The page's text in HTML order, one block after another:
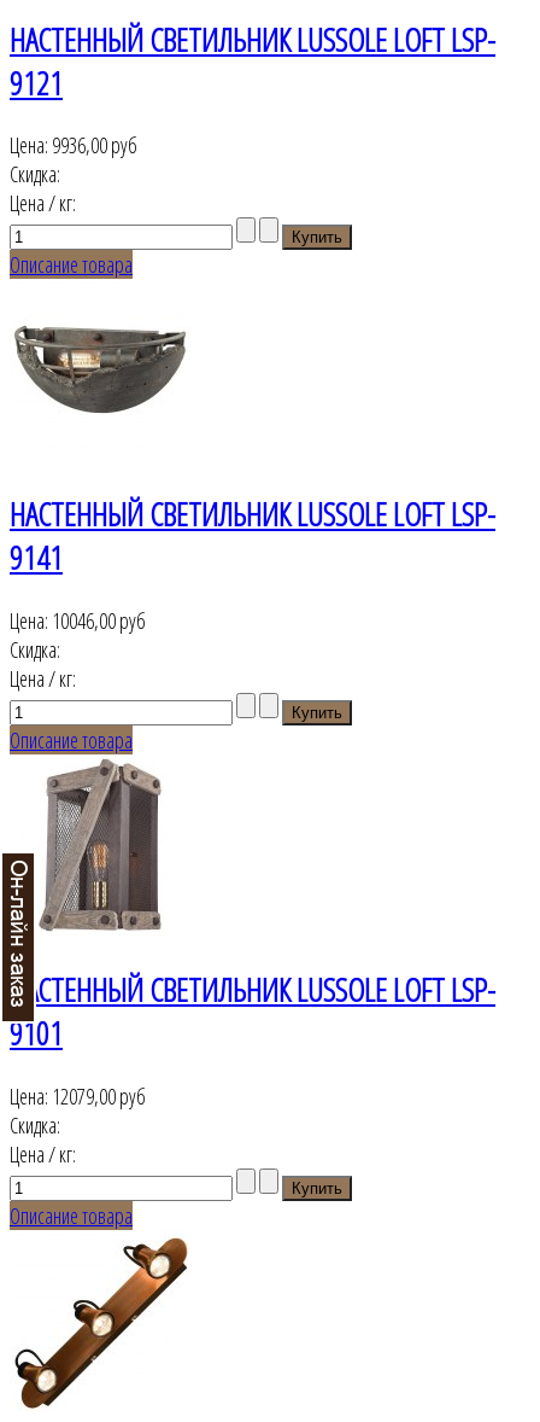
НАСТЕННЫЙ СВЕТИЛЬНИК LUSSOLE LOFT LSP-
9121
Цена: 9936,00 руб
Скидка:
Цена / кг:
Описание товара
НАСТЕННЫЙ СВЕТИЛЬНИК LUSSOLE LOFT LSP-
9141
Цена: 10046,00 руб
Скидка:
Цена / кг:
Описание товара
НАСТЕННЫЙ СВЕТИЛЬНИК LUSSOLE LOFT LSP-
9101
Цена: 12079,00 руб
Скидка:
Цена / кг:
Описание товара